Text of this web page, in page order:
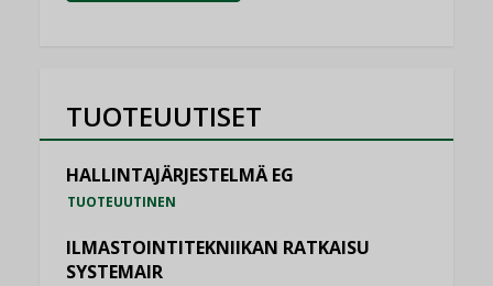
TUOTEUUTISET
HALLINTAJÄRJESTELMÄ EG
TUOTEUUTINEN
ILMASTOINTITEKNIIKAN RATKAISU
SYSTEMAIR